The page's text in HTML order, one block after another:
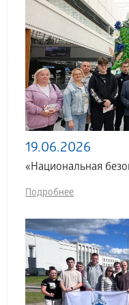
19.06.2026
«Национальная
Подробнее